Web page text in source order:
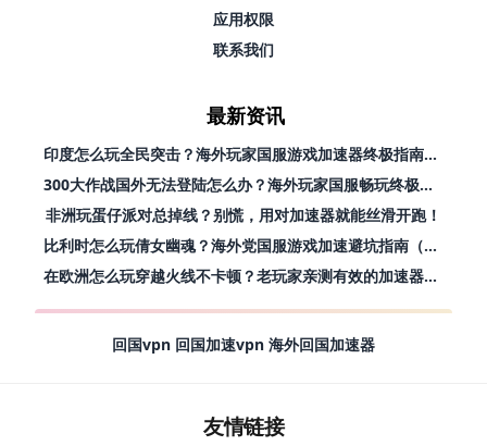
应用权限
联系我们
最新资讯
印度怎么玩全民突击？海外玩家国服游戏加速器终极指南（附原神延迟优化+精灵之境加速器选择）
300大作战国外无法登陆怎么办？海外玩家国服畅玩终极指南（附实测推荐）
非洲玩蛋仔派对总掉线？别慌，用对加速器就能丝滑开跑！
比利时怎么玩倩女幽魂？海外党国服游戏加速避坑指南（附实测推荐）
在欧洲怎么玩穿越火线不卡顿？老玩家亲测有效的加速器选择指南
回国vpn 回国加速vpn 海外回国加速器
友情链接